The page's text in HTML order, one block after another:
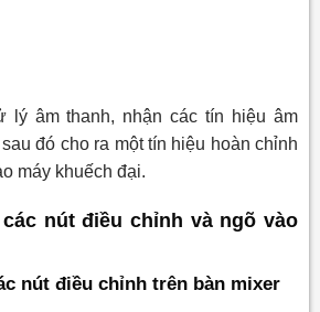
âm thanh, nhận các tín hiệu âm
đó cho ra một tín hiệu hoàn chỉnh
máy khuếch đại.
nút điều chỉnh và ngõ vào
nút điều chỉnh trên bàn mixer